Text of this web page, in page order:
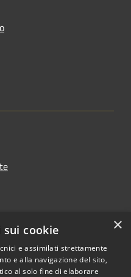
×
cookie
e assimilati strettamente
e alla navigazione del sito,
al solo fine di elaborare